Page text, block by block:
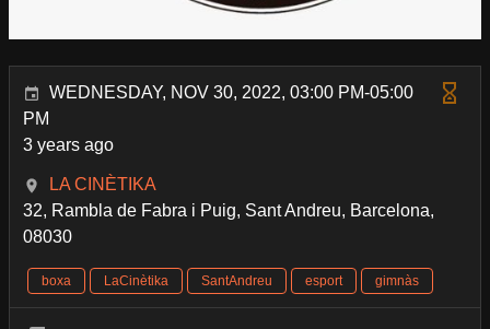
WEDNESDAY, NOV 30, 2022, 03:00 PM-05:00
PM
3 years ago
LA CINÈTIKA
32, Rambla de Fabra i Puig, Sant Andreu, Barcelona,
08030
boxa LaCinètika SantAndreu esport gimnàs